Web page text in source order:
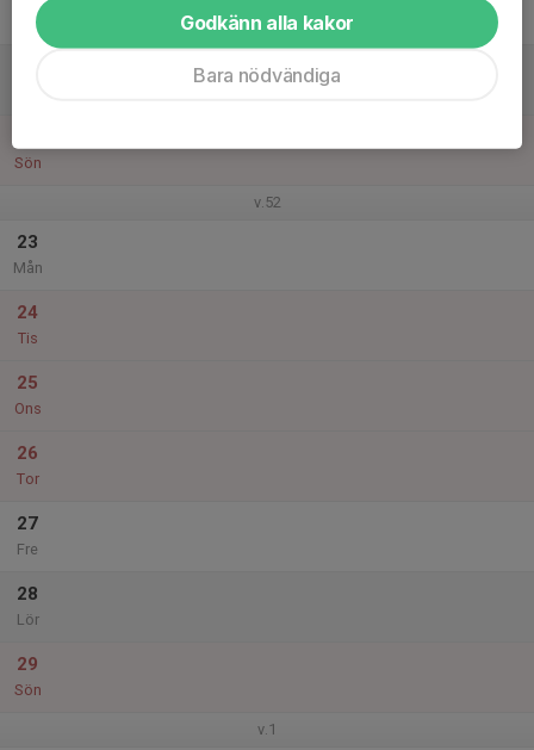
Fre
Sön
v.52
23
Mån
24
Tis
25
Ons
26
Tor
27
Fre
28
Lör
29
Sön
v.1
Godkänn alla kakor
Bara nödvändiga